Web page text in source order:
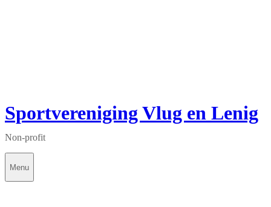
Sportvereniging Vlug en Lenig
Non-profit
Menu